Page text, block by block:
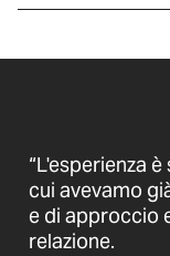
“L'esperienza
cui avevamo
e di approccio
relazione.